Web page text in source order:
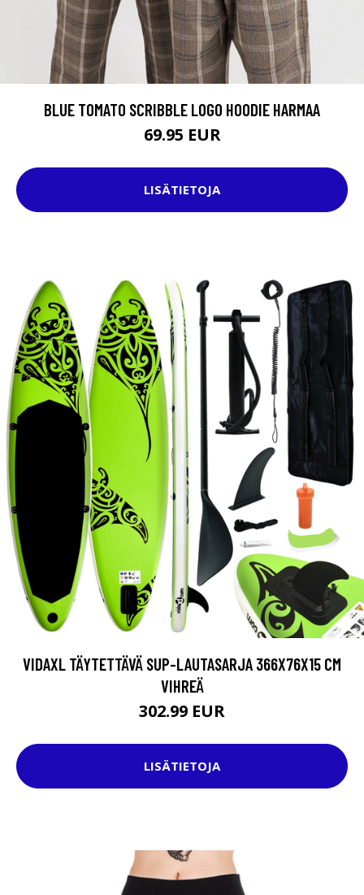
BLUE TOMATO SCRIBBLE LOGO HOODIE HARMAA
69.95 EUR
LISÄTIETOJA
VIDAXL TÄYTETTÄVÄ SUP-LAUTASARJA 366X76X15 CM
VIHREÄ
302.99 EUR
LISÄTIETOJA